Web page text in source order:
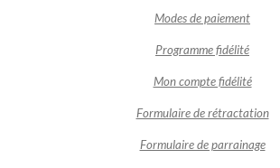
Modes de paiement
Programme fidélité
Mon compte fidélité
Formulaire de rétractation
Formulaire de parrainage